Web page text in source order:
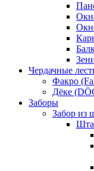
Чердачные
Факро
Дёке
Заборы
Забор из